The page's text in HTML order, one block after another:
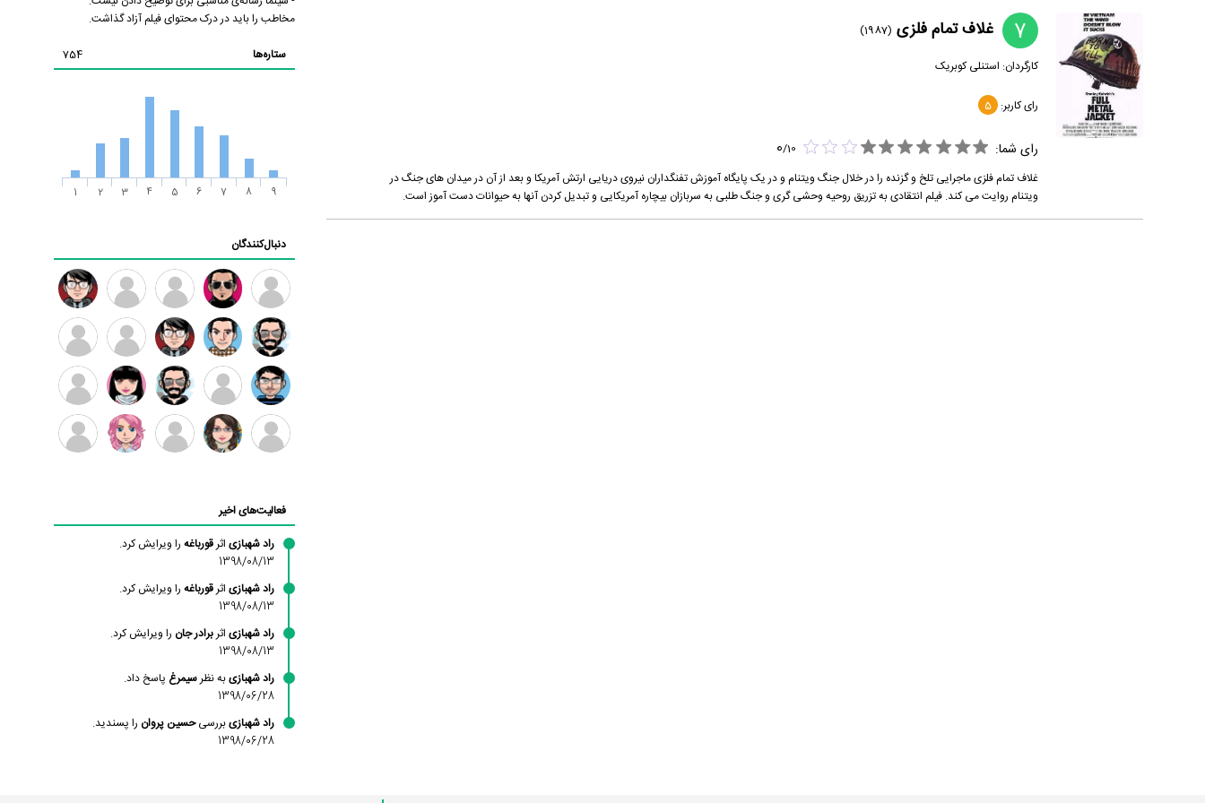
7 غلاف تمام فلزی (1987)
کارگردان: استنلی کوبریک
رای کاربر: 5
رای شما: 0/10
غلاف تمام فلزی ماجرایی تلخ و گزنده را در خلال جنگ ویتنام و در یک پایگاه آموزش تفنگداران نیروی دریایی ارتش آمریکا و بعد از آن در میدان های جنگ در
ویتنام روایت می کند. فیلم انتقادی به تزریق روحیه وحشی گری و جنگ طلبی به سربازان بیچاره آمریکایی و تبدیل کردن آنها به حیوانات دست آموز است.
مخاطب را باید در درک محتوای فیلم آزاد گذاشت.
ستاره‌ها
754
1 2 3 4 5 6 7 8 9
دنبال‌کنندگان
ممدرضا
رضا
کاظمی
زهرا ~ ابتین
سید
محمد
موسوی
مهدی
فرهمند
مهدی
سلطانی
داود
رضیی
طرفدار
میلی
بابی
براون
کیوان
کیانی
سامان
راحمی
امیردلتا امیروو
ملیکا
منتظری
عارفه
داستانپور
فعالیت‌های اخیر
راد شهبازیاثرقورباغهرا ویرایش کرد.
1398/08/13
راد شهبازیاثرقورباغهرا ویرایش کرد.
1398/08/13
راد شهبازیاثربرادر جان را ویرایش کرد.
1398/08/13
راد شهبازیبه نظرسیمرغ پاسخ داد.
1398/06/28
راد شهبازیبررسیحسین پروان را پسندید.
1398/06/28